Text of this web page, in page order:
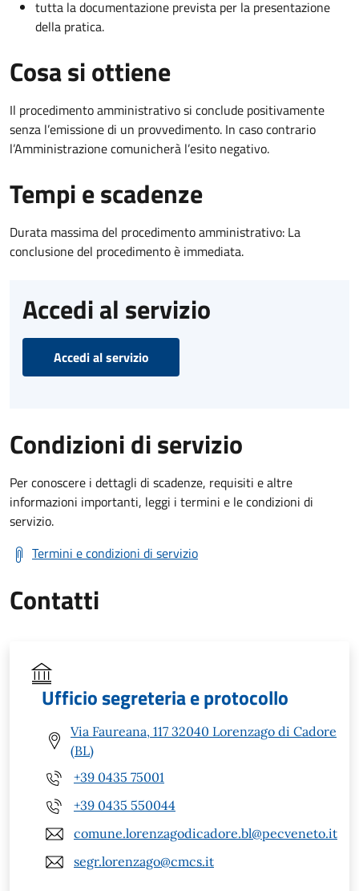
tutta la documentazione prevista per la presentazione
della pratica.
Cosa si ottiene
Il procedimento amministrativo si conclude positivamente
senza l’emissione di un provvedimento. In caso contrario
l’Amministrazione comunicherà l’esito negativo.
Tempi e scadenze
Durata massima del procedimento amministrativo: La
conclusione del procedimento è immediata.
Accedi al servizio
Accedi al servizio
Condizioni di servizio
Per conoscere i dettagli di scadenze, requisiti e altre
informazioni importanti, leggi i termini e le condizioni di
servizio.
Termini e condizioni di servizio
Contatti
Ufficio segreteria e protocollo
Via Faureana, 117 32040 Lorenzago di Cadore
(BL)
+39 0435 75001
+39 0435 550044
comune.lorenzagodicadore.bl@pecveneto.it
segr.lorenzago@cmcs.it